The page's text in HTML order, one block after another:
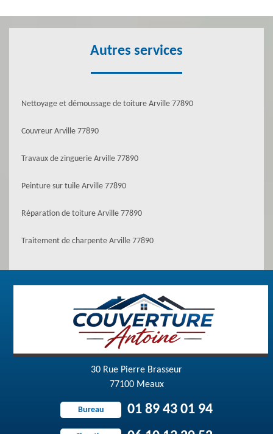
Autres services
Nettoyage et démoussage de toiture Arville 77890
Couvreur Arville 77890
Travaux de zinguerie Arville 77890
Peinture sur tuile Arville 77890
Réparation de toiture Arville 77890
Traitement de charpente Arville 77890
30 Rue Pierre Brasseur
77100 Meaux
Bureau 01 89 43 01 94